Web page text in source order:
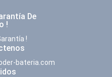
De
!
!
bateria.com